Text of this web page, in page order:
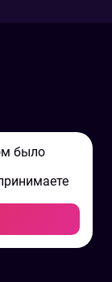
было